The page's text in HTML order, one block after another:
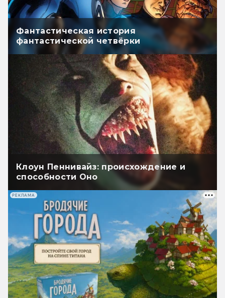
Фантастическая история
фантастической четвёрки
Клоун Пеннивайз: происхождение и
способности Оно
РЕКЛАМА